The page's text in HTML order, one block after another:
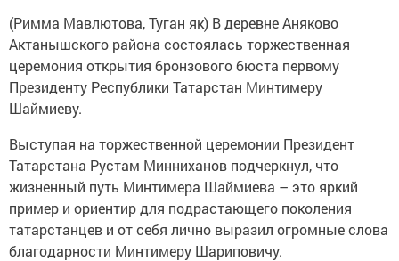
(Римма Мавлютова, Туган як) В деревне Аняково
Актанышского района состоялась торжественная
церемония открытия бронзового бюста первому
Президенту Республики Татарстан Минтимеру
Шаймиеву.
Выступая на торжественной церемонии Президент
Татарстана Рустам Минниханов подчеркнул, что
жизненный путь Минтимера Шаймиева – это яркий
пример и ориентир для подрастающего поколения
татарстанцев и от себя лично выразил огромные слова
благодарности Минтимеру Шариповичу.